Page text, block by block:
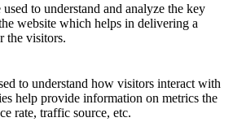
to understand and analyze the key
website which helps in delivering a
the visitors.
to understand how visitors interact with
help provide information on metrics the
rate, traffic source, etc.